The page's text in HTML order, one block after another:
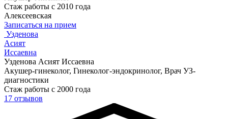
Стаж работы с 2010 года
Алексеевская
Записаться на прием
Узденова
Асият
Иссаевна
Узденова Асият Иссаевна
Акушер-гинеколог, Гинеколог-эндокринолог, Врач УЗ-
диагностики
Стаж работы с 2000 года
17 отзывов